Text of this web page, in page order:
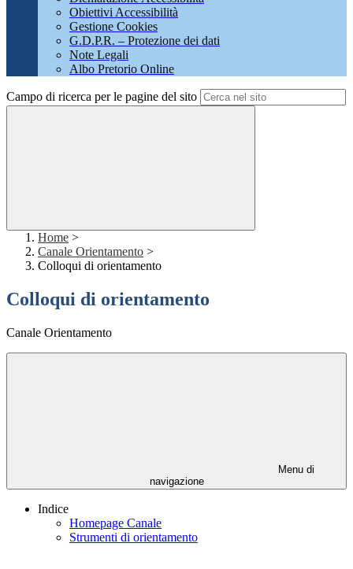
Obiettivi Accessibilità
Gestione Cookies
G.D.P.R. – Protezione dei dati
Note Legali
Albo Pretorio Online
Campo di ricerca per le pagine del sito
Home >
Canale Orientamento >
Colloqui di orientamento
Colloqui di orientamento
Canale Orientamento
Menu di
navigazione
Indice
Homepage Canale
Strumenti di orientamento